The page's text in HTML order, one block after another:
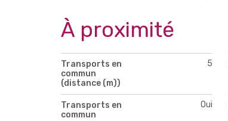
À proximité
Transports en
commun
(distance (m))
5
Transports en
commun
Oui